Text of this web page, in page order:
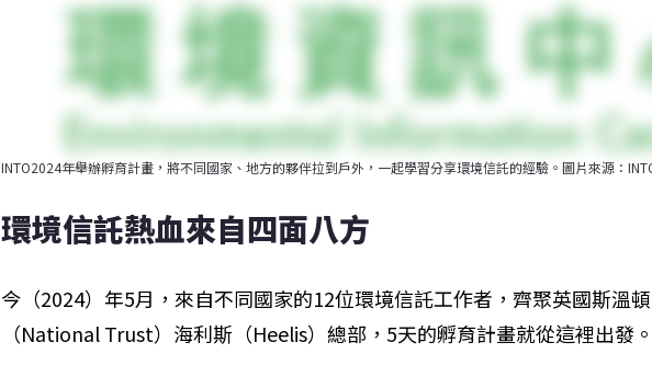
INTO2024年舉辦孵育計畫，將不同國家、地方的夥伴拉到戶外，一起學習分享環境信託的經驗。圖片來源：
環境信託熱血來自四面八方
今（2024）年5月，來自不同國家的12位環境信託工作者，齊聚英國斯溫
（National Trust）海利斯（Heelis）總部，5天的孵育計畫就從這裡出發。